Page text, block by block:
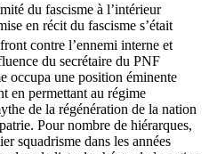
du fascisme à l’intérieur
en récit du fascisme s’était
contre l’ennemi interne et
du secrétaire du PNF
occupa une position éminente
en permettant au régime
de la régénération de la nation
Pour nombre de hiérarques,
squadrisme dans les années